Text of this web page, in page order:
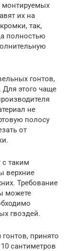
монтируемых
их на
так,
полностью
гонтов,
Для этого чаще
не
полосу
от
таким
верхние
Требование
можете
гвоздей.
принято
сантиметров